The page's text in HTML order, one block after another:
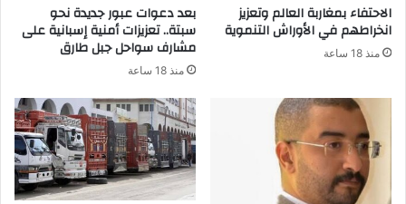
الاحتفاء بمغاربة العالم وتعزيز
انخراطهم في الأوراش التنموية
منذ 18 ساعة
بعد دعوات عبور جديدة نحو
سبتة.. تعزيزات أمنية إسبانية على
مشارف سواحل جبل طارق
منذ 18 ساعة